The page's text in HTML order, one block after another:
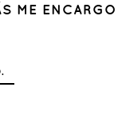
ME ENCARGO